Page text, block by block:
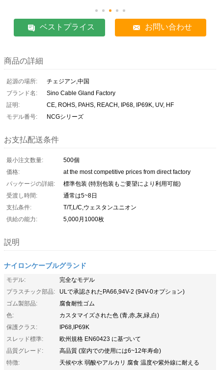
ベストプライス お問い合わせ
商品の詳細
起源の場所:
チェジアン,中国
ブランド名:
Sino Cable Gland Factory
証明:
CE, ROHS, PAHS, REACH, IP68, IP69K, UV, HF
モデル番号:
NCGシリーズ
お支払配送条件
最小注文数量:
500個
価格:
at the most competitive prices from direct factory
パッケージの詳細:
標準包装 (特別包装もご要望により利用可能)
受渡し時間:
通常は5~8日
支払条件:
T/T,L/C,ウェスタンユニオン
供給の能力:
5,000月1000枚
説明
ナイロンケーブルグランド
モデル:
完全なモデル
プラスチック部品:
ULで承認されたPA66,94V-2 (94V-0オプション)
ゴム製部品:
腐食耐性ゴム
色:
カスタマイズされた色 (青,赤,灰,緑,白)
保護クラス:
IP68,IP69K
スレッド標準:
欧州規格 EN60423 に基づいて
品質グレード:
高品質 (室内での使用には6~12年寿命)
特徴:
天候や水 弱酸やアルカリ 腐食 温度や紫外線に耐える